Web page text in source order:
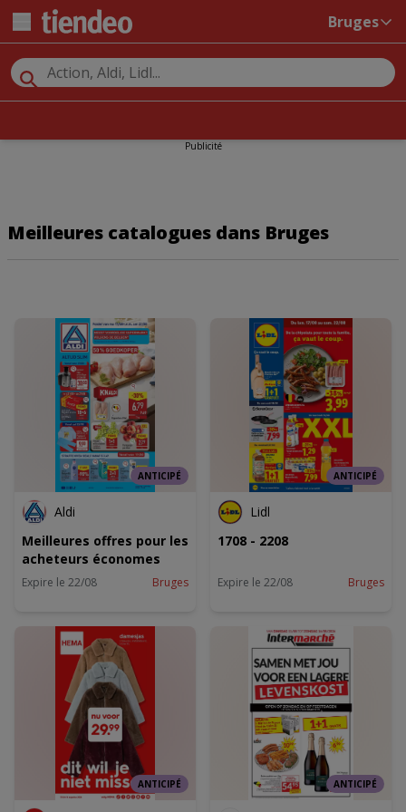
Bruges
Publicité
Meilleures catalogues dans Bruges
ANTICIPÉ
Aldi
Meilleures offres pour les
acheteurs économes
Expire le 22/08 Bruges
ANTICIPÉ
Lidl
1708 - 2208
Expire le 22/08 Bruges
ANTICIPÉ ANTICIPÉ